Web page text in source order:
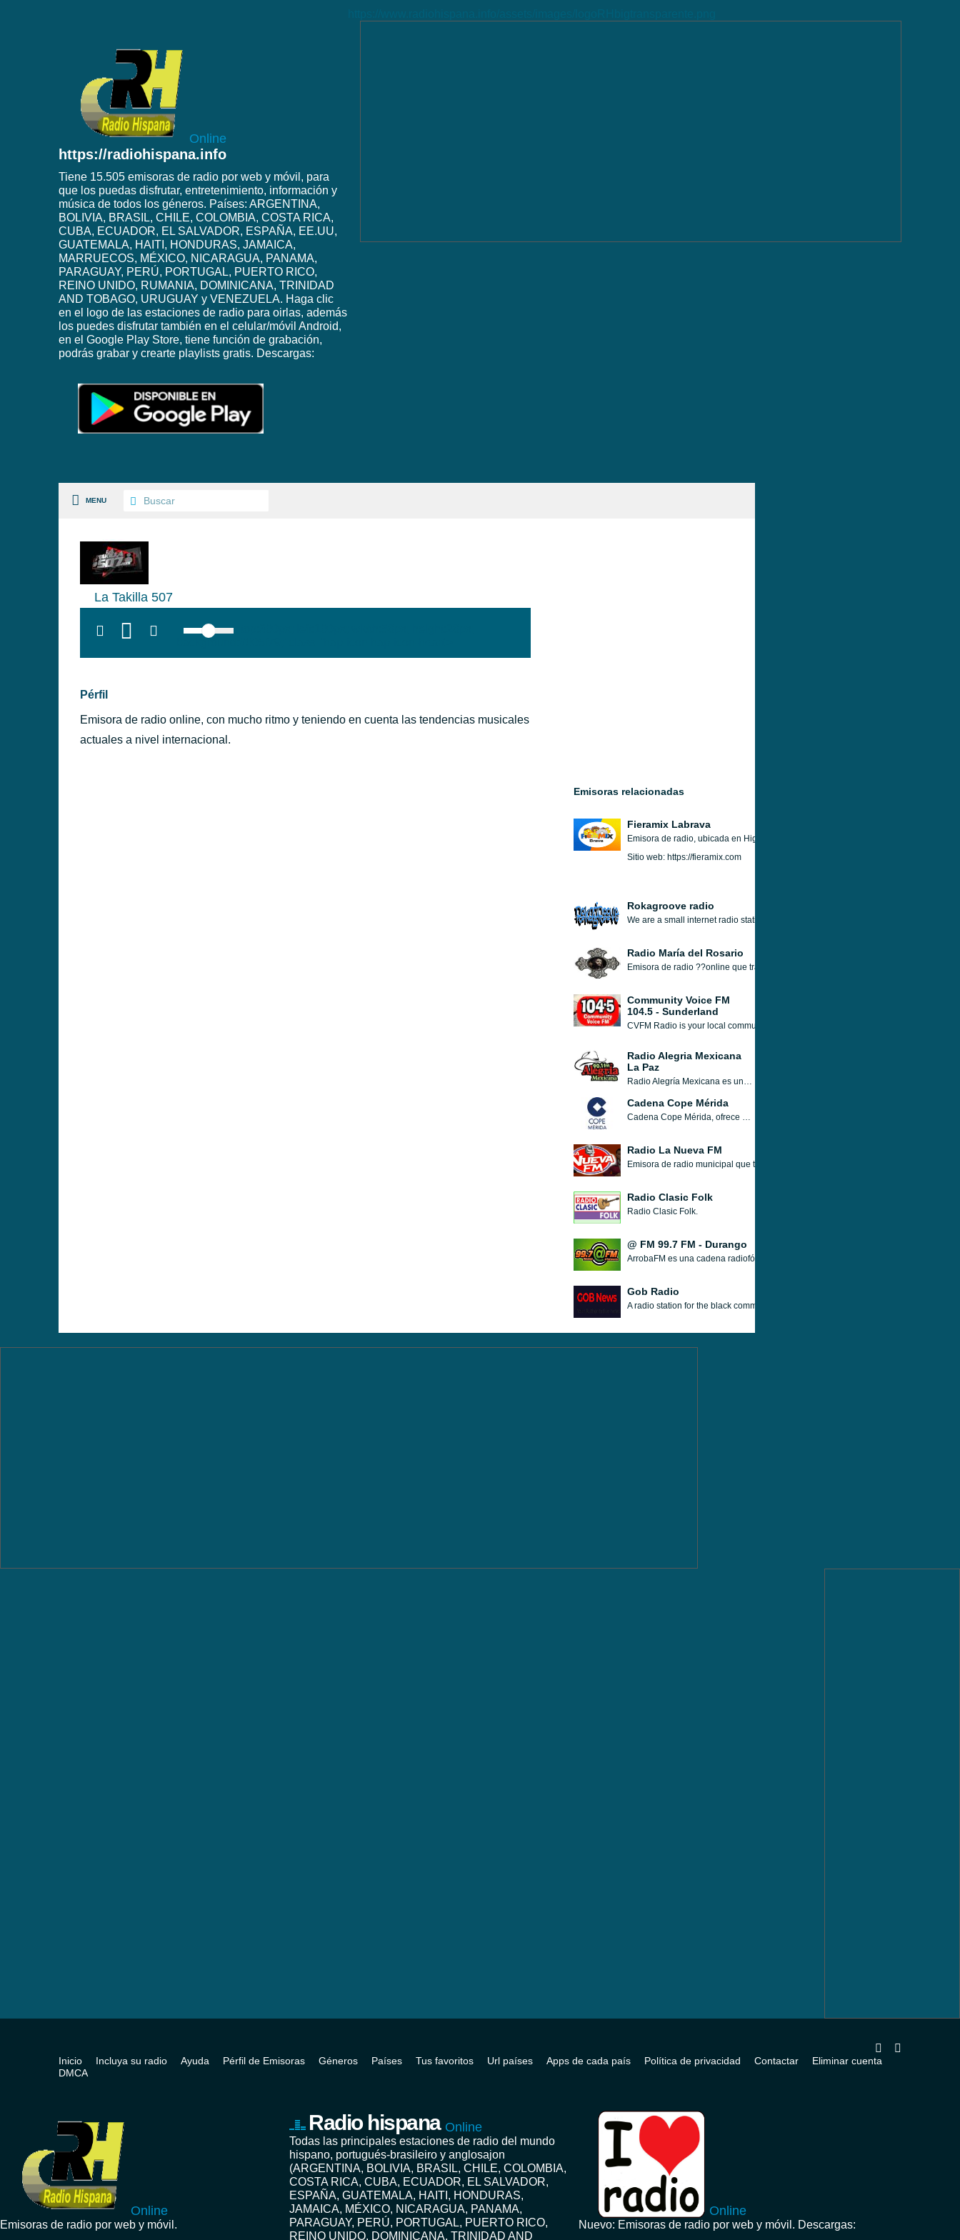
Online
https://radiohispana.info
Tiene 15.505 emisoras de radio por web y móvil, para
que los puedas disfrutar, entretenimiento, información y
música de todos los géneros. Países: ARGENTINA,
BOLIVIA, BRASIL, CHILE, COLOMBIA, COSTA RICA,
CUBA, ECUADOR, EL SALVADOR, ESPAÑA, EE.UU,
GUATEMALA, HAITI, HONDURAS, JAMAICA,
MARRUECOS, MÉXICO, NICARAGUA, PANAMA,
PARAGUAY, PERÚ, PORTUGAL, PUERTO RICO,
REINO UNIDO, RUMANIA, DOMINICANA, TRINIDAD
AND TOBAGO, URUGUAY y VENEZUELA. Haga clic
en el logo de las estaciones de radio para oirlas, además
los puedes disfrutar también en el celular/móvil Android,
en el Google Play Store, tiene función de grabación,
podrás grabar y crearte playlists gratis. Descargas:
MENU
La Takilla 507
Pérfil
Emisora de radio online, con mucho ritmo y teniendo en cuenta las tendencias musicales
actuales a nivel internacional.
Emisoras relacionadas
Fieramix Labrava
Emisora de radio, ubicada en Higuey, Republica Dominicana, con una
Sitio web: https://fieramix.com
Rokagroove radio
We are a small internet radio station thats been going for about 7 years now,
Radio María del Rosario
Emisora de radio ??online que transmite desde Rosario, Argentina, dedicada al
Community Voice FM
104.5 - Sunderland
CVFM Radio is your local community led radio station serving the culturally diverse
Radio Alegria Mexicana
La Paz
Radio Alegría Mexicana es una comunidad en línea sin fines de lucro y una estación fmraido en La Paz, BS, México. Como Radio Alegría Mexicana única emisora de radio online juvenil. Radio Alegría Mexicana ofrece una combinación de música, entretenimiento, contenido periodístico local e información para mejorar el paisaje cultural de Hobart.
Cadena Cope Mérida
Cadena Cope Mérida, ofrece programas e información local, con conexiones informativas nacionales a la central COPE.
Radio La Nueva FM
Emisora de radio municipal que transmite desde Loja, Guatemala, con una
Radio Clasic Folk
Radio Clasic Folk.
@ FM 99.7 FM - Durango
ArrobaFM es una cadena radiofónica de perfil juvenil con éxitos del momento en
Gob Radio
A radio station for the black community worldwide. Radio station that transmits from
Inicio Incluya su radio Ayuda Pérfil de Emisoras Géneros Países Tus favoritos Url países Apps de cada país Política de privacidad Contactar
Eliminar cuenta
DMCA
Online
Emisoras de radio por web y móvil.
Radio hispana Online
Todas las principales estaciones de radio del mundo
hispano, portugués-brasileiro y anglosajon
(ARGENTINA, BOLIVIA, BRASIL, CHILE, COLOMBIA,
COSTA RICA, CUBA, ECUADOR, EL SALVADOR,
ESPAÑA, GUATEMALA, HAITI, HONDURAS,
JAMAICA, MÉXICO, NICARAGUA, PANAMA,
PARAGUAY, PERÚ, PORTUGAL, PUERTO RICO,
REINO UNIDO, DOMINICANA, TRINIDAD AND
Online
Nuevo: Emisoras de radio por web y móvil. Descargas: